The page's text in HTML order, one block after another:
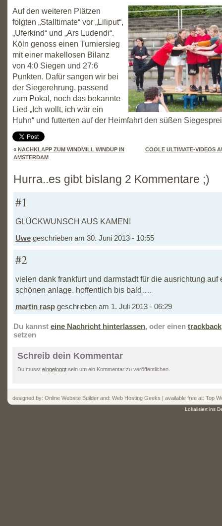
Auf den weiteren Plätzen
folgten „Stalltimate“ vor „Liliput“,
„Uferkind“ und „Ars Ludendi“.
Köln genoss einen Turniersieg
mit einer makellosen Bilanz
von 4:0 Siegen und 27:6
Punkten. Dafür sangen wir bei
der Siegerehrung, passend
zum Pokal, noch das bekannte
Lied „Ich wollt, ich wär ein
Huhn“ und futterten auf der Heimfahrt den süßen
« NACHKLAPP ZUM WINDMILL WINDUP IN
AMSTERDAM
COOLE ULTIMATE-VIDEOS
Hurra..es gibt bislang 2 Kommentare ;)
#1
GLÜCKWUNSCH AUS KAMEN!
Uwe geschrieben am 30. Juni 2013 - 10:55
#2
vielen dank frankfurt und darmstadt für die ausrichtung auf
schönen anlage. hoffentlich bis bald….
martin rasp geschrieben am 1. Juli 2013 - 06:29
Du kannst eine Nachricht hinterlassen, oder einen trackback
setzen
Schreib dein Kommentar
Du musst eingeloggt sein um ein Kommentar zu veröffentlichen.
designed by: Online Website Builder and: Web Hosting Geeks | available free at: Top
Lokalisiert ins